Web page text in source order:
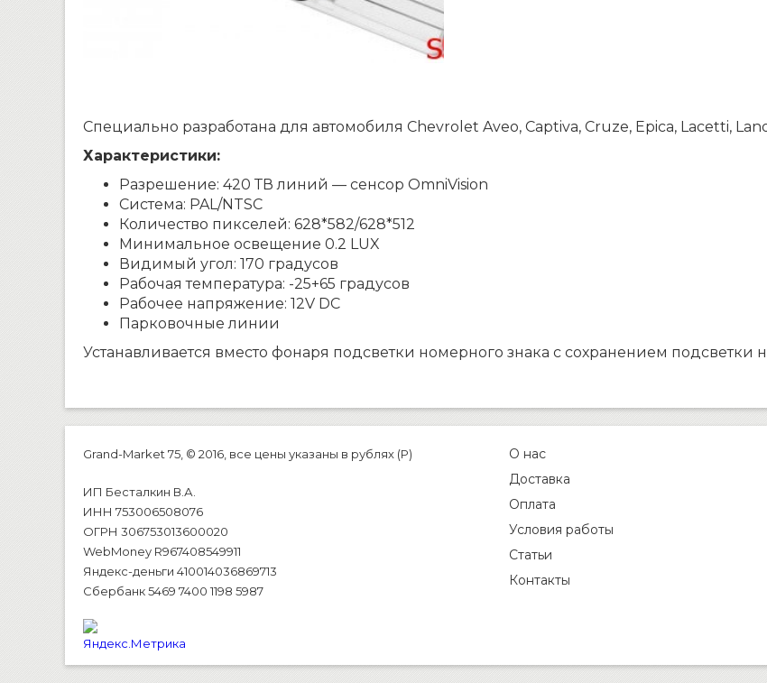
Специально разработана для автомобиля Chevrolet Aveo, Captiva, Cruze, Epica, Lacetti,
Характеристики:
Разрешение: 420 ТВ линий — сенсор OmniVision
Система: PAL/NTSC
Количество пикселей: 628*582/628*512
Минимальное освещение 0.2 LUX
Видимый угол: 170 градусов
Рабочая температура: -25+65 градусов
Рабочее напряжение: 12V DC
Парковочные линии
Устанавливается вместо фонаря подсветки номерного знака с сохранением подсветки
Grand-Market 75, © 2016, все цены указаны в рублях (P)
ИП Бесталкин В.А.
ИНН 753006508076
ОГРН 306753013600020
WebMoney R967408549911
Яндекс-деньги 410014036869713
Сбербанк 5469 7400 1198 5987
О нас
Доставка
Оплата
Условия работы
Статьи
Контакты